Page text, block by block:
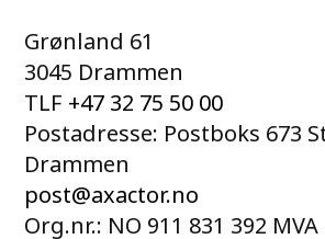
Grønland 61
3045 Drammen
TLF +47 32 75 50 00
Postadresse: Postboks 673
Drammen
post@axactor.no
Org.nr.: NO 911 831 392 MVA